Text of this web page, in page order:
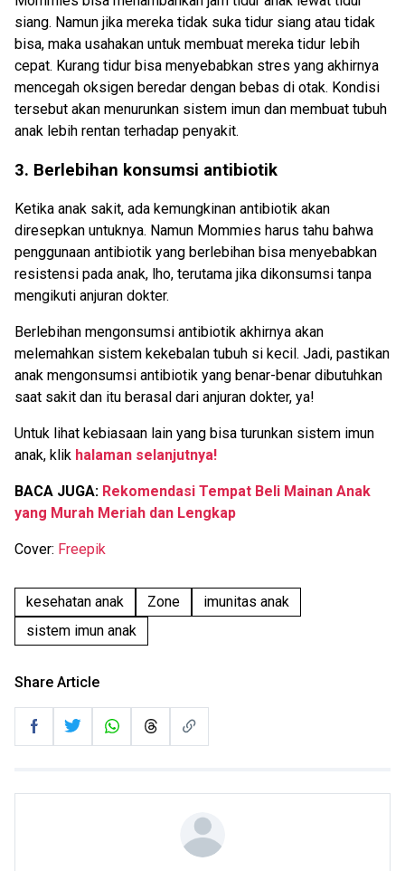
siang. Namun jika mereka tidak suka tidur siang atau tidak
bisa, maka usahakan untuk membuat mereka tidur lebih
cepat. Kurang tidur bisa menyebabkan stres yang akhirnya
mencegah oksigen beredar dengan bebas di otak. Kondisi
tersebut akan menurunkan sistem imun dan membuat tubuh
anak lebih rentan terhadap penyakit.
3. Berlebihan konsumsi antibiotik
Ketika anak sakit, ada kemungkinan antibiotik akan
diresepkan untuknya. Namun Mommies harus tahu bahwa
penggunaan antibiotik yang berlebihan bisa menyebabkan
resistensi pada anak, lho, terutama jika dikonsumsi tanpa
mengikuti anjuran dokter.
Berlebihan mengonsumsi antibiotik akhirnya akan
melemahkan sistem kekebalan tubuh si kecil. Jadi, pastikan
anak mengonsumsi antibiotik yang benar-benar dibutuhkan
saat sakit dan itu berasal dari anjuran dokter, ya!
Untuk lihat kebiasaan lain yang bisa turunkan sistem imun
anak, klik halaman selanjutnya!
BACA JUGA: Rekomendasi Tempat Beli Mainan Anak
yang Murah Meriah dan Lengkap
Cover: Freepik
kesehatan anak Zone
imunitas anak
sistem imun anak
Share Article